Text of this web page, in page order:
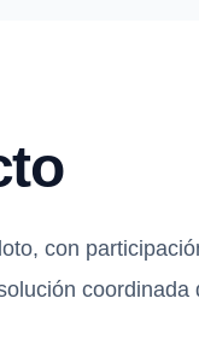
con
coordinada